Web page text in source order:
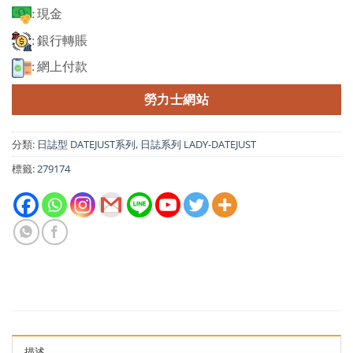
: 現金
: 銀行轉賬
: 網上付款
勞力士網站
分類: 日誌型 DATEJUST系列, 日誌系列 LADY-DATEJUST
標籤:279174